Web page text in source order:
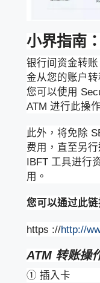
小界指南
银行间资金转
金从您的账户
您可以使用
ATM 进行此操
此外，将免除
费用，直至另
IBFT 工具进行
用。
您可以通过此链
https ://http://
ATM 转账操
① 插入卡